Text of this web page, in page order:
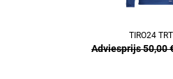
TIRO24
Adviesprijs 50,00